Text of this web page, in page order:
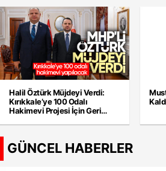
Halil Öztürk Müjdeyi Verdi:
Kırıkkale’ye 100 Odalı
Hakimevi Projesi İçin Geri
GÜNCEL HABERLER